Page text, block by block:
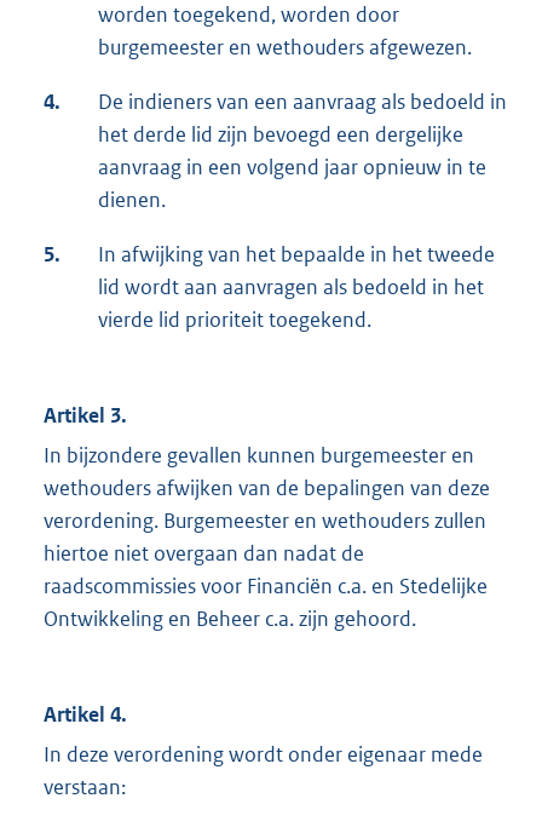
worden toegekend, worden door
burgemeester en wethouders afgewezen.
4.
De indieners van een aanvraag als bedoeld in
het derde lid zijn bevoegd een dergelijke
aanvraag in een volgend jaar opnieuw in te
dienen.
5.
In afwijking van het bepaalde in het tweede
lid wordt aan aanvragen als bedoeld in het
vierde lid prioriteit toegekend.
Artikel 3.
In bijzondere gevallen kunnen burgemeester en
wethouders afwijken van de bepalingen van deze
verordening. Burgemeester en wethouders zullen
hiertoe niet overgaan dan nadat de
raadscommissies voor Financiën c.a. en Stedelijke
Ontwikkeling en Beheer c.a. zijn gehoord.
Artikel 4.
In deze verordening wordt onder eigenaar mede
verstaan: